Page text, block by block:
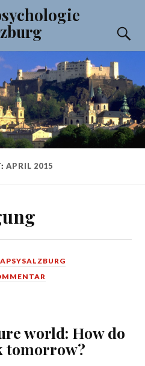
APRIL 2015
APSYSALZBURG
world: How do
tomorrow?